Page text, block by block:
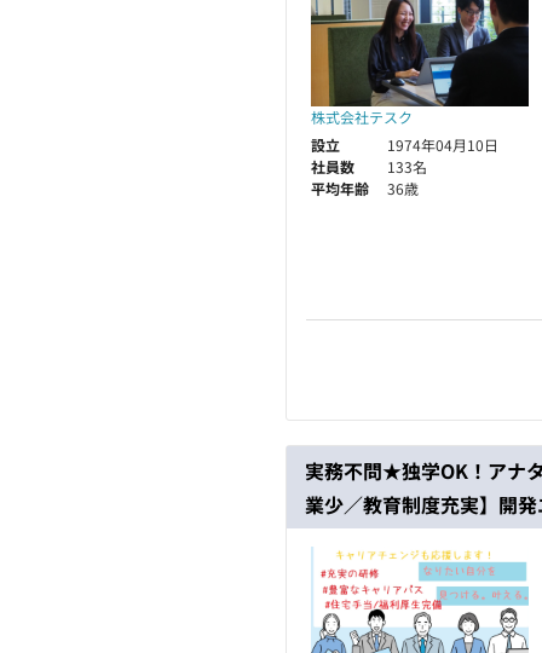
株式会社テスク
設立
1974年04月10日
社員数
133名
平均年齢
36歳
実務不問★独学OK！アナ
業少／教育制度充実】開